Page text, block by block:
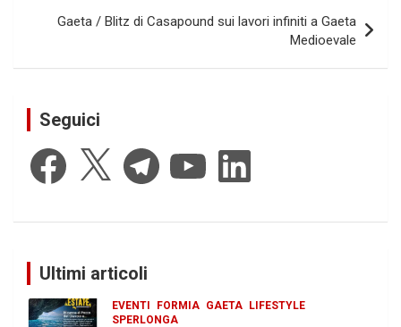
Gaeta / Blitz di Casapound sui lavori infiniti a Gaeta
Medioevale
Seguici
Facebook Telegram YouTube LinkedIn
Ultimi articoli
EVENTI FORMIA GAETA LIFESTYLE
SPERLONGA